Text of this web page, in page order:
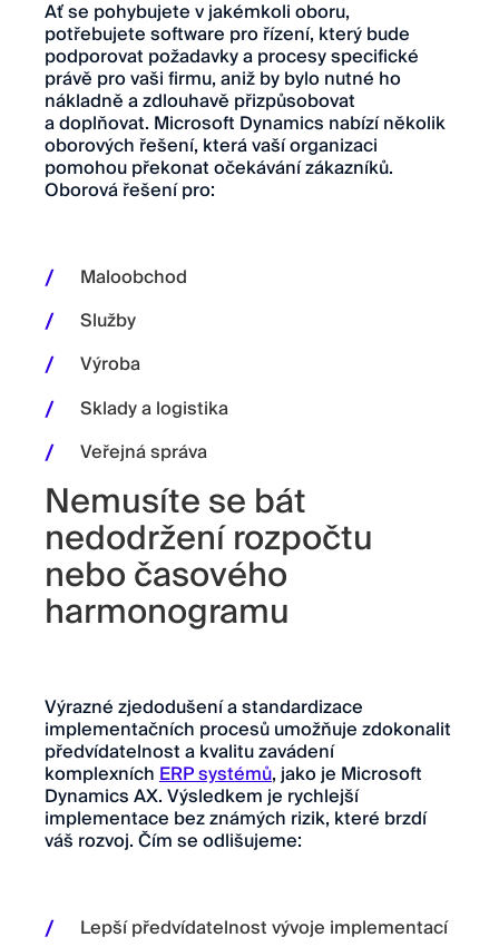
Ať se pohybujete v jakémkoli oboru,
potřebujete software pro řízení, který bude
podporovat požadavky a procesy specifické
právě pro vaši firmu, aniž by bylo nutné ho
nákladně a zdlouhavě přizpůsobovat
a doplňovat. Microsoft Dynamics nabízí několik
oborových řešení, která vaší organizaci
pomohou překonat očekávání zákazníků.
Oborová řešení pro:
Maloobchod
Služby
Výroba
Sklady a logistika
Veřejná správa
Nemusíte se bát
nedodržení rozpočtu
nebo časového
harmonogramu
Výrazné zjedodušení a standardizace
implementačních procesů umožňuje zdokonalit
předvídatelnost a kvalitu zavádení
komplexníchERP systémů, jako je Microsoft
Dynamics AX. Výsledkem je rychlejší
implementace bez známých rizik, které brzdí
váš rozvoj. Čím se odlišujeme:
Lepší předvídatelnost vývoje implementací